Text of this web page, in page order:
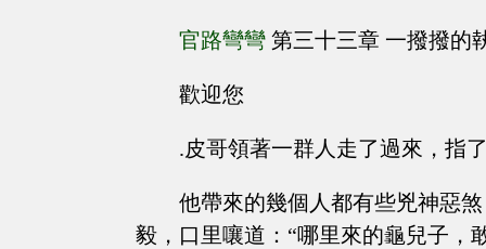
官路彎彎 第三十三章 一撥撥的
歡迎您
.皮哥領著一群人走了過來，指
他帶來的幾個人都有些兇神惡
毅，口里嚷道：“哪里來的龜兒子，